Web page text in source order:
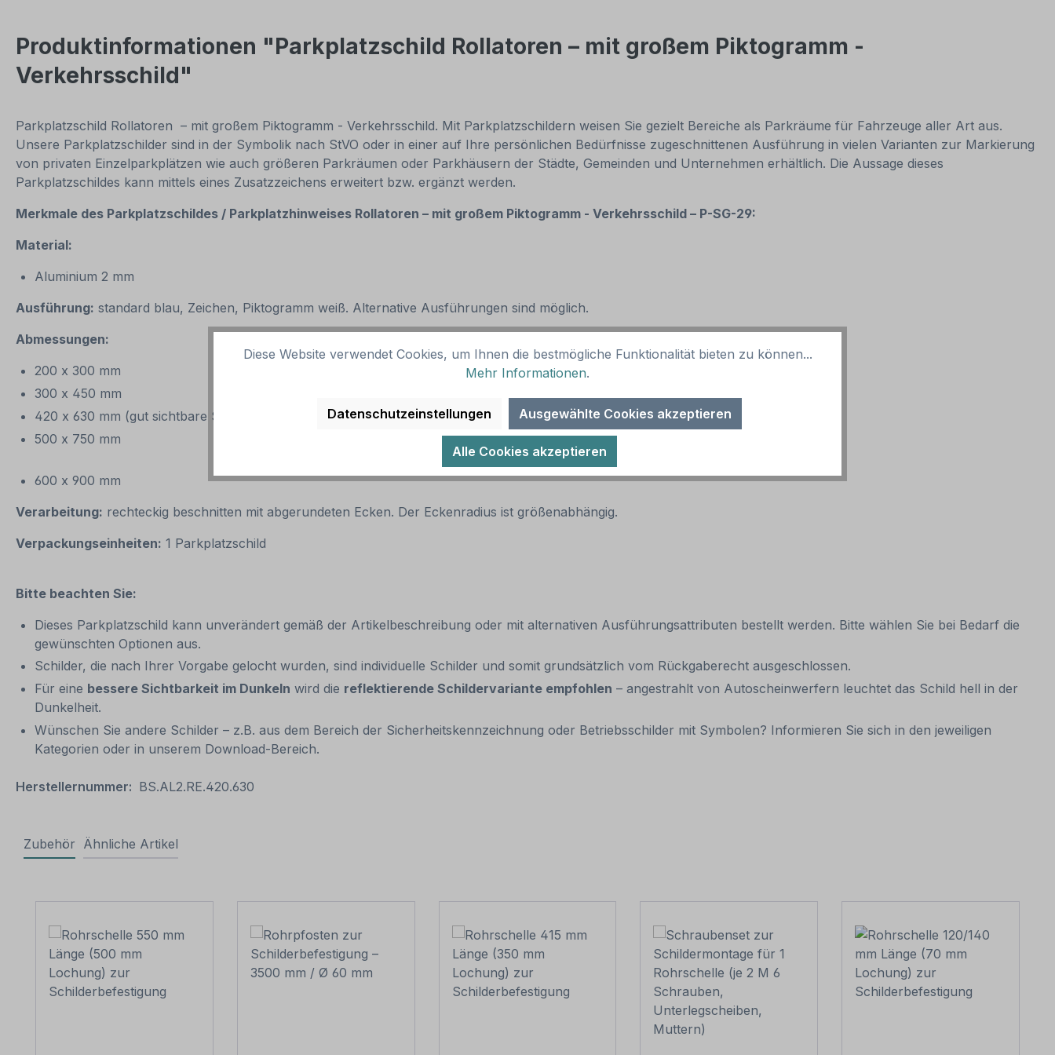
Produktinformationen "Parkplatzschild Rollatoren – mit großem Piktogramm -
Verkehrsschild"
Parkplatzschild Rollatoren – mit großem Piktogramm - Verkehrsschild. Mit Parkplatzschildern weisen Sie gezielt Bereiche als Parkräume für Fahrzeuge aller Art aus.
Unsere Parkplatzschilder sind in der Symbolik nach StVO oder in einer auf Ihre persönlichen Bedürfnisse zugeschnittenen Ausführung in vielen Varianten zur Markierung
von privaten Einzelparkplätzen wie auch größeren Parkräumen oder Parkhäusern der Städte, Gemeinden und Unternehmen erhältlich. Die Aussage dieses
Parkplatzschildes kann mittels eines Zusatzzeichens erweitert bzw. ergänzt werden.
Merkmale des Parkplatzschildes / Parkplatzhinweises Rollatoren – mit großem Piktogramm - Verkehrsschild – P-SG-29:
Material:
Aluminium 2 mm
Ausführung: standard blau, Zeichen, Piktogramm weiß. Alternative Ausführungen sind möglich.
Abmessungen:
200 x 300 mm
300 x 450 mm
420 x 630 mm (gut sichtbare Standardgröße – wird empfohlen)
500 x 750 mm
600 x 900 mm
Verarbeitung: rechteckig beschnitten mit abgerundeten Ecken. Der Eckenradius ist größenabhängig.
Verpackungseinheiten: 1 Parkplatzschild
Bitte beachten Sie:
Dieses Parkplatzschild kann unverändert gemäß der Artikelbeschreibung oder mit alternativen Ausführungsattributen bestellt werden. Bitte wählen Sie bei Bedarf die
gewünschten Optionen aus.
Schilder, die nach Ihrer Vorgabe gelocht wurden, sind individuelle Schilder und somit grundsätzlich vom Rückgaberecht ausgeschlossen.
Für eine bessere Sichtbarkeit im Dunkeln wird die reflektierende Schildervariante empfohlen – angestrahlt von Autoscheinwerfern leuchtet das Schild hell in der
Dunkelheit.
Wünschen Sie andere Schilder – z.B. aus dem Bereich der Sicherheitskennzeichnung oder Betriebsschilder mit Symbolen? Informieren Sie sich in den jeweiligen
Kategorien oder in unserem Download-Bereich.
Herstellernummer: BS.AL2.RE.420.630
Zubehör Ähnliche Artikel
Diese Website verwendet Cookies, um Ihnen die bestmögliche Funktionalität bieten zu können...
Mehr Informationen.
Datenschutzeinstellungen Ausgewählte Cookies akzeptieren
Alle Cookies akzeptieren